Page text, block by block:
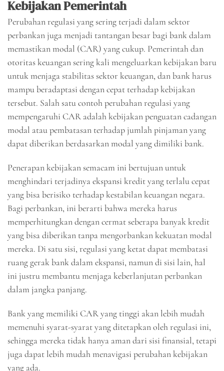
Kebijakan Pemerintah
Perubahan regulasi yang sering terjadi dalam sektor
perbankan juga menjadi tantangan besar bagi bank dalam
memastikan modal (CAR) yang cukup. Pemerintah dan
otoritas keuangan sering kali mengeluarkan kebijakan baru
untuk menjaga stabilitas sektor keuangan, dan bank harus
mampu beradaptasi dengan cepat terhadap kebijakan
tersebut. Salah satu contoh perubahan regulasi yang
mempengaruhi CAR adalah kebijakan penguatan cadangan
modal atau pembatasan terhadap jumlah pinjaman yang
dapat diberikan berdasarkan modal yang dimiliki bank.
Penerapan kebijakan semacam ini bertujuan untuk
menghindari terjadinya ekspansi kredit yang terlalu cepat
yang bisa berisiko terhadap kestabilan keuangan negara.
Bagi perbankan, ini berarti bahwa mereka harus
memperhitungkan dengan cermat seberapa banyak kredit
yang bisa diberikan tanpa mengorbankan kekuatan modal
mereka. Di satu sisi, regulasi yang ketat dapat membatasi
ruang gerak bank dalam ekspansi, namun di sisi lain, hal
ini justru membantu menjaga keberlanjutan perbankan
dalam jangka panjang.
Bank yang memiliki CAR yang tinggi akan lebih mudah
memenuhi syarat-syarat yang ditetapkan oleh regulasi ini,
sehingga mereka tidak hanya aman dari sisi finansial, tetapi
juga dapat lebih mudah menavigasi perubahan kebijakan
yang ada.